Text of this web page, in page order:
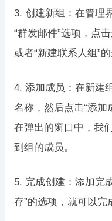
3. 创建新组：在管理
“群发邮件”选项，点
或者“新建联系人组”
4. 添加成员：在新建
名称，然后点击“添加
在弹出的窗口中，我
到组的成员。
5. 完成创建：添加完
存”的选项，就可以完